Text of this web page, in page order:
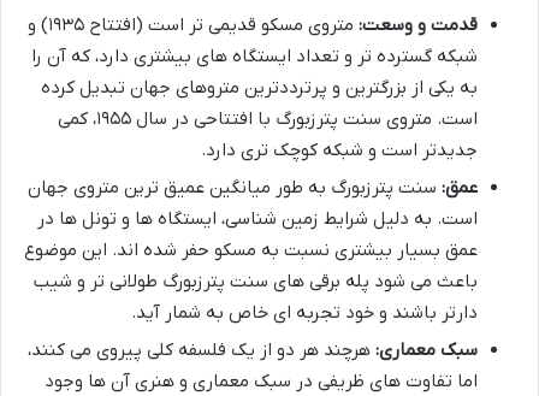
قدمت و وسعت:
متروی مسکو قدیمی تر است (افتتاح ۱۹۳۵) و
شبکه گسترده تر و تعداد ایستگاه های بیشتری دارد، که آن را
به یکی از بزرگترین و پرترددترین متروهای جهان تبدیل کرده
است. متروی سنت پترزبورگ با افتتاحی در سال ۱۹۵۵، کمی
جدیدتر است و شبکه کوچک تری دارد.
عمق: سنت پترزبورگ به طور میانگین عمیق ترین متروی جهان
است. به دلیل شرایط زمین شناسی، ایستگاه ها و تونل ها در
عمق بسیار بیشتری نسبت به مسکو حفر شده اند. این موضوع
باعث می شود پله برقی های سنت پترزبورگ طولانی تر و شیب
دارتر باشند و خود تجربه ای خاص به شمار آید.
سبک معماری: هرچند هر دو از یک فلسفه کلی پیروی می کنند،
اما تفاوت های ظریفی در سبک معماری و هنری آن ها وجود